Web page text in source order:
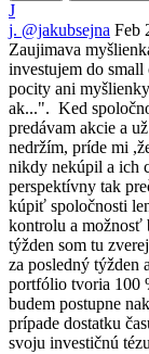
J
j. @jakubsejna Feb
Zaujimava
investujem do small
pocity ani
ak...". Ked
predávam akcie a
nedržím, príde mi
nikdy nekúpil a ich
perspektívny tak
kúpiť spoločnosti
kontrolu a možnosť
týžden som tu
za posledný týžden
portfólio tvoria 100
budem postupne
prípade dostatku
svoju investičnú